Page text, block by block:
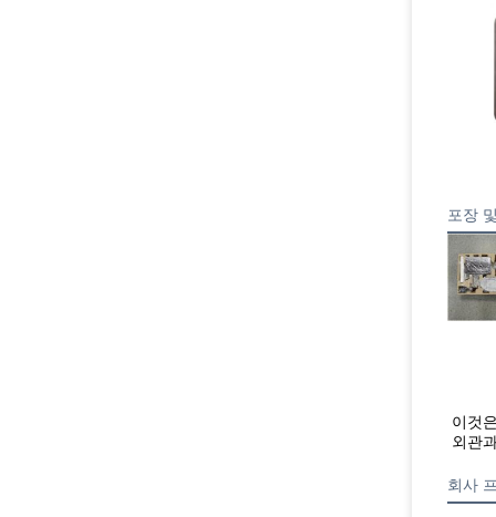
포장
이것
외관
회사